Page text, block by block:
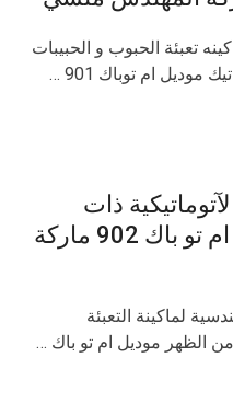
تعبئة الحبوب و الحبيبات
ام توباك 901 …
ذات
اللحام من الظهر موديل ام تو باك 902 ماركة
لماكينة التعبئة
من الظهر موديل ام تو باك …